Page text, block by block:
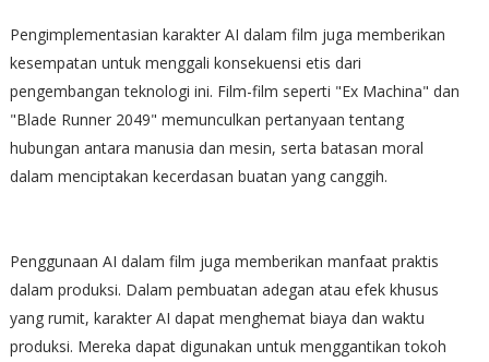
Pengimplementasian karakter AI dalam film juga memberikan
kesempatan untuk menggali konsekuensi etis dari
pengembangan teknologi ini. Film-film seperti "Ex Machina" dan
"Blade Runner 2049" memunculkan pertanyaan tentang
hubungan antara manusia dan mesin, serta batasan moral
dalam menciptakan kecerdasan buatan yang canggih.
Penggunaan AI dalam film juga memberikan manfaat praktis
dalam produksi. Dalam pembuatan adegan atau efek khusus
yang rumit, karakter AI dapat menghemat biaya dan waktu
produksi. Mereka dapat digunakan untuk menggantikan tokoh